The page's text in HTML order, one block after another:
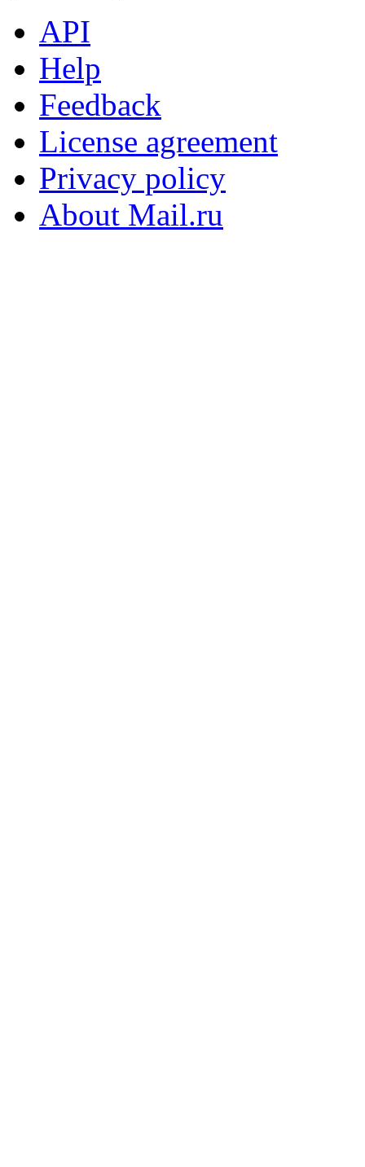
API
Help
Feedback
License agreement
Privacy policy
About Mail.ru